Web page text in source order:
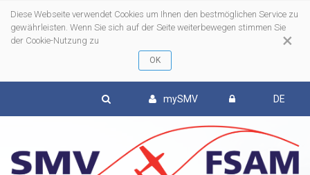
×
Diese Webseite verwendet Cookies um Ihnen den bestmöglichen Service zu
gewährleisten. Wenn Sie sich auf der Seite weiterbewegen stimmen Sie
der Cookie-Nutzung zu
mySMV DE